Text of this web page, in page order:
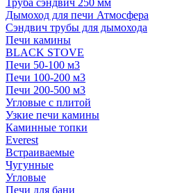
Труба сэндвич 250 мм
Дымоход для печи Атмосфера
Сэндвич трубы для дымохода
Печи камины
BLACK STOVE
Печи 50-100 м3
Печи 100-200 м3
Печи 200-500 м3
Угловые с плитой
Узкие печи камины
Каминные топки
Everest
Встраиваемые
Чугунные
Угловые
Печи для бани